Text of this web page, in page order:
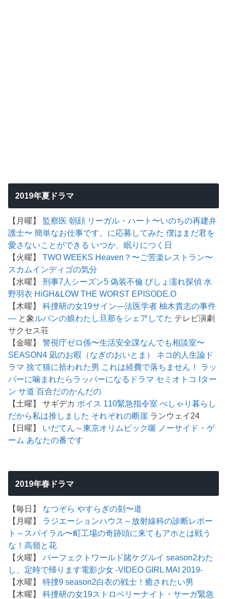
2019年夏ドラマ
【月曜】 監察医 朝顔 リーガル・ハート〜いのちの再建弁
護士〜 簡単なお仕事です。に応募してみた 僕はまだ君を
愛さないことができる いつか、眠りにつく日
【火曜】TWO WEEKS Heaven？〜ご苦楽レストラン〜
スカムインディゴの気分
【水曜】刑事7人シーズン5 偽装不倫 びしょ濡れ探偵 水
野羽衣 HiGH&LOW THE WORST EPISODE.O
【木曜】科捜研の女19サイン―法医学者 柚木貴志の事件
― と象 ルパンの娘わたし旦那をシェアしてた テレビ演劇
サクセス荘
【金曜】警視庁ゼロ係〜生活安全課なんでも相談室〜
SEASON4 凪のお暇（なぎのおいとま）
ネコ的人生論ド
ラマ 捨て猫に拾われた男 これは経費で落ちません！
ラッ
パーに噛まれたらラッパーになるドラマ セミオトコ Iター
ン サ道 百合だのかんだの
【土曜】 サギデカ ボイス 110緊急指令室 べしゃり暮らし
だから私は推しました それぞれの断崖 ランウェイ24
【日曜】 いだてん～東京オリムピック噺 ノーサイド・ゲ
ーム あなたの番です
2019年春ドラマ
【毎日】 なつぞら やすらぎの刻〜道
【月曜】 ラジエーションハウス～放射線科の診断レポー
ト～ スパイラル〜町工場の奇跡頭に来てもアホとは戦う
な！高嶺と花
【火曜】 パーフェクトワールド賭ケグルイ season2わた
し、定時で帰ります電影少女 -VIDEO GIRL MAI 2019-
【水曜】特捜9 season2白衣の戦士！癒されたい男
【木曜】科捜研の女19ストロベリーナイト・サーガ緊急